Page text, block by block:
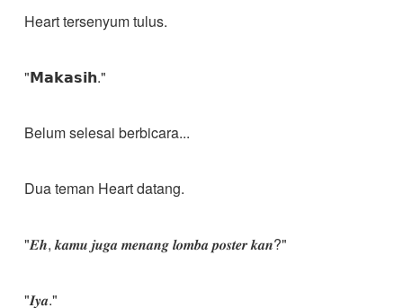
Heart tersenyum tulus.
"𝗠𝗮𝗸𝗮𝘀𝗶𝗵."
Belum selesai berbicara...
Dua teman Heart datang.
"𝑬𝒉, 𝒌𝒂𝒎𝒖 𝒋𝒖𝒈𝒂 𝒎𝒆𝒏𝒂𝒏𝒈 𝒍𝒐𝒎𝒃𝒂 𝒑𝒐𝒔𝒕𝒆𝒓 𝒌𝒂𝒏?"
"𝑰𝒚𝒂."